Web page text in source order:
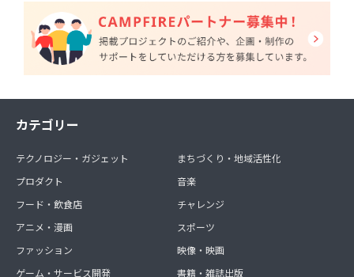
カテゴリー
テクノロジー・ガジェット
プロダクト
フード・飲食店
アニメ・漫画
ファッション
ゲーム・サービス開発
まちづくり・地域活性化
音楽
チャレンジ
スポーツ
映像・映画
書籍・雑誌出版